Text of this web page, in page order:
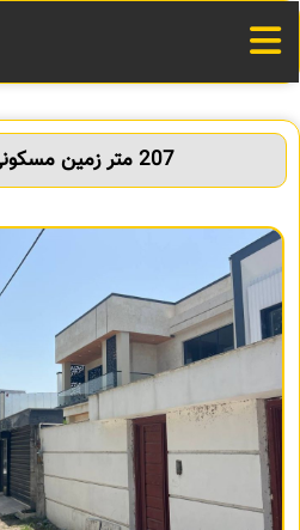
207 متر زمین مسکونی در سرخ رود